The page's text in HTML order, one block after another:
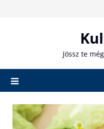
Jössz te